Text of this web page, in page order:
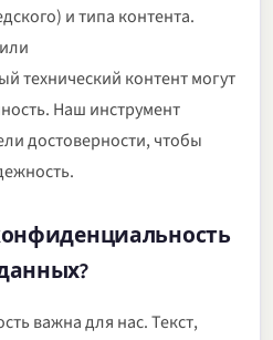
и типа контента.
технический контент могут
Наш инструмент
достоверности, чтобы
важна для нас. Текст,